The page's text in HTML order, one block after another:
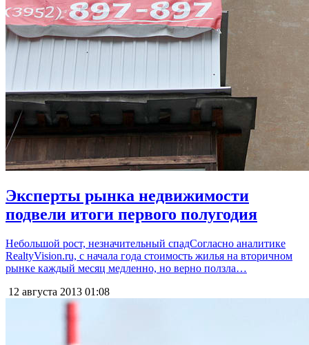
Эксперты рынка недвижимости
подвели итоги первого полугодия
Небольшой рост, незначительный спадСогласно аналитике
RealtyVision.ru, с начала года стоимость жилья на вторичном
рынке каждый месяц медленно, но верно ползла…
12 августа 2013 01:08